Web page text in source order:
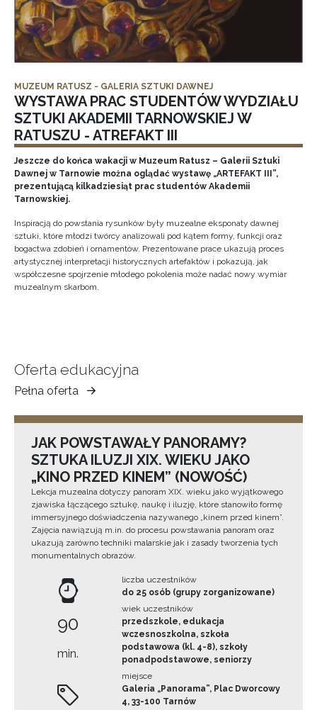
MUZEUM RATUSZ - GALERIA SZTUKI DAWNEJ
WYSTAWA PRAC STUDENTÓW WYDZIAŁU
SZTUKI AKADEMII TARNOWSKIEJ W
RATUSZU - ATREFAKT III
Jeszcze do końca wakacji w Muzeum Ratusz – Galerii Sztuki
Dawnej w Tarnowie można oglądać wystawę „ARTEFAKT III”,
prezentującą kilkadziesiąt prac studentów Akademii
Tarnowskiej.
Inspiracją do powstania rysunków były muzealne eksponaty dawnej
sztuki, które młodzi twórcy analizowali pod kątem formy, funkcji oraz
bogactwa zdobień i ornamentów. Prezentowane prace ukazują proces
artystycznej interpretacji historycznych artefaktów i pokazują, jak
współczesne spojrzenie młodego pokolenia może nadać nowy wymiar
muzealnym skarbom.
Oferta edukacyjna
Pełna oferta
Muzeum
Ziemi
JAK POWSTAWAŁY PANORAMY?
SZTUKA ILUZJI XIX. WIEKU JAKO
„KINO PRZED KINEM” (NOWOŚĆ)
Lekcja muzealna dotyczy panoram XIX. wieku jako wyjątkowego
zjawiska łączącego sztukę, naukę i iluzję, które stanowiło formę
immersyjnego doświadczenia nazywanego „kinem przed kinem”.
Zajęcia nawiązują m.in. do procesu powstawania panoram oraz
ukazują zarówno techniki malarskie jak i zasady tworzenia tych
monumentalnych obrazów.
90
min.
liczba uczestników
do 25 osób (grupy zorganizowane)
wiek uczestników
przedszkole, edukacja
wczesnoszkolna, szkoła
podstawowa (kl. 4-8), szkoły
ponadpodstawowe, seniorzy
miejsce
Galeria „Panorama”, Plac Dworcowy
4, 33-100 Tarnów